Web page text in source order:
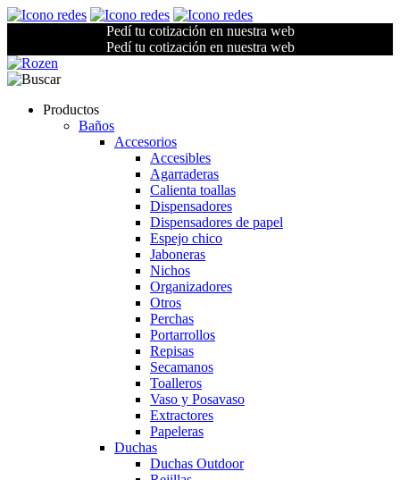
Pedí tu cotización en nuestra web
Pedí tu cotización en nuestra web
Productos
Baños
Accesorios
Accesibles
Agarraderas
Calienta toallas
Dispensadores
Dispensadores de papel
Espejo chico
Jaboneras
Nichos
Organizadores
Otros
Perchas
Portarrollos
Repisas
Secamanos
Toalleros
Vaso y Posavaso
Extractores
Papeleras
Duchas
Duchas Outdoor